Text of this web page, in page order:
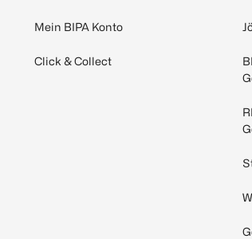
Mein BIPA Konto
Click & Collect